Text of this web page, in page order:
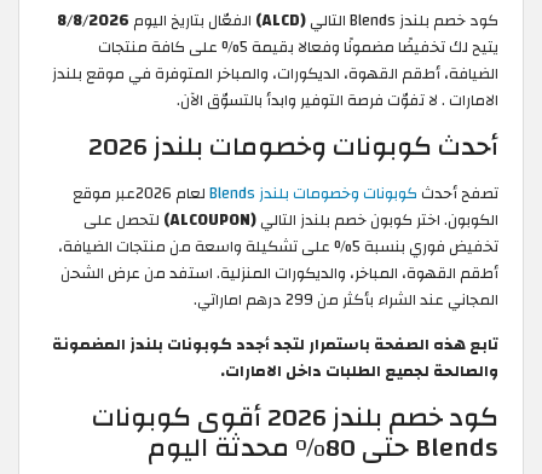
كود خصم بلندز Blends التالي (ALCD) الفعّال بتاريخ اليوم 8/8/2026
يتيح لك تخفيضًا مضمونًا وفعالا بقيمة 5% على كافة منتجات
الضيافة، أطقم القهوة، الديكورات، والمباخر المتوفرة في موقع بلندز
الامارات . لا تفوّت فرصة التوفير وابدأ بالتسوّق الآن.
أحدث كوبونات وخصومات بلندز 2026
تصفح أحدث كوبونات وخصومات بلندز Blends
لعام 2026عبر موقع
الكوبون. اختر كوبون خصم بلندز التالي(ALCOUPON)
لتحصل على
تخفيض فوري بنسبة 5% على تشكيلة واسعة من منتجات الضيافة،
أطقم القهوة، المباخر، والديكورات المنزلية. استفد من عرض الشحن
المجاني عند الشراء بأكثر من 299 درهم اماراتي.
تابع هذه الصفحة باستمرار لتجد أجدد كوبونات بلندز المضمونة
والصالحة لجميع الطلبات داخل الامارات.
كود خصم بلندز 2026 أقوى كوبونات
Blends حتى 80% محدثة اليوم